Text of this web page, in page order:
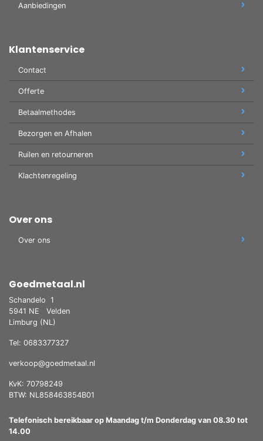
Aanbiedingen
Klantenservice
Contact
Offerte
Betaalmethodes
Bezorgen en Afhalen
Ruilen en retourneren
Klachtenregeling
Over ons
Over ons
Goedmetaal.nl
Schandelo 1
5941 NE
Velden
Limburg (NL)
Tel: 0683377327
verkoop@goedmetaal.nl
KvK: 70798249
BTW: NL858463854B01
Telefonisch bereikbaar op Maandag t/m Donderdag van 08.30 tot
14.00